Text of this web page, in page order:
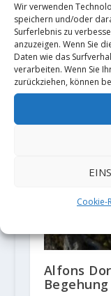
Wir verwenden
speichern und/oder
Surferlebnis zu
anzuzeigen. Wenn Sie
Daten wie das
verarbeiten. Wenn Sie
zurückziehen, können
Cookie-
Adam
23. Februar 2018
Alfons